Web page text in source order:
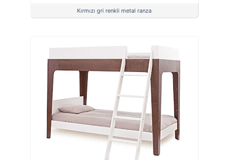
Kırmızı gri renkli metal ranza